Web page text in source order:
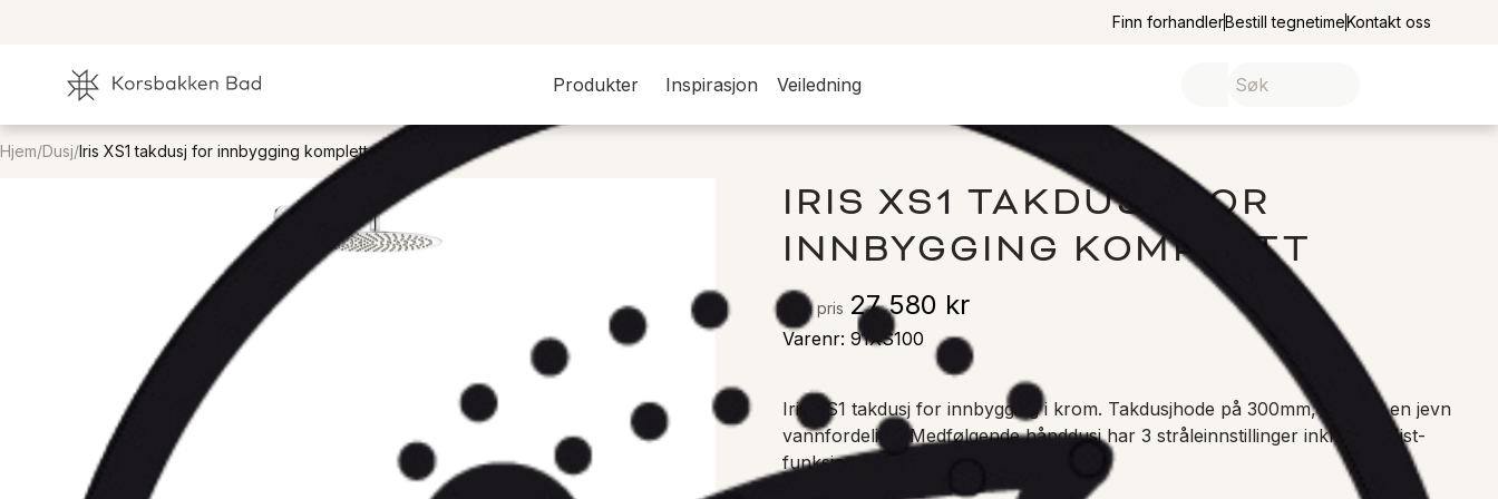
Finn forhandlerBestill tegnetimeKontakt oss
Produkter Inspirasjon Veiledning
Hjem/Dusj/Iris XS1 takdusj for innbygging komplett
IRIS XS1 TAKDUSJ FOR
INNBYGGING KOMPLETT
Veil. pris 27 580 kr
Varenr: 91XS100
Iris XS1 takdusj for innbygging i krom. Takdusjhode på 300mm, som gir en jevn
vannfordeling. Medfølgende hånddusj har 3 stråleinnstillinger inkludert Mist-
funksjon for en unik dusjopplevelse.